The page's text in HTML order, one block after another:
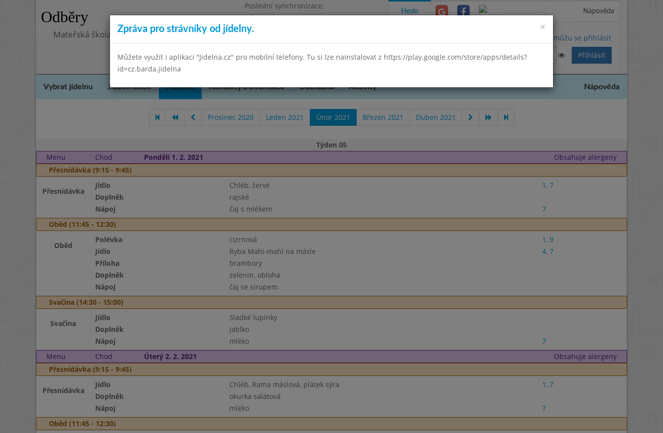
Odběry
Poslední synchronizace:
Středa 8.7.2026 18:35
Mateřská škola, Praha 5 - Barrandov, Lohniského 851, příspěvková organizace
Heslo Nápověda
Nemůžu se přihlásit
Vybrat jídelnu Jídelní lístek Historie Kontakty a informace Docházka Aktivity Nápověda
Prosinec 2020 Leden 2021 Únor 2021 Březen 2021 Duben 2021
Týden 05
Menu
Chod Pondělí 1. 2. 2021
Obsahuje alergeny
Přesnídávka (9:15 - 9:45)
Přesnídávka
Jídlo Chléb, žervé 1 , 7
Doplněk
rajské
Nápoj
čaj s mlékem
7
Oběd (11:45 - 12:30)
Oběd
Polévka cizrnová 1 , 9
Jídlo
Ryba Mahi-mahi na másle 4, 7
Příloha
brambory
Doplněk
zelenin. obloha
Nápoj
čaj se sirupem
Svačina (14:30 - 15:00)
Svačina
Jídlo
Sladké lupínky
Doplněk
jablko
Nápoj
mléko
7
Menu
Chod Úterý 2. 2. 2021
Obsahuje alergeny
Přesnídávka (9:15 - 9:45)
Přesnídávka
Jídlo Chléb, Rama máslová, plátek sýra 1 , 7
Doplněk
okurka salátová
Nápoj
mléko
7
Oběd (11:45 - 12:30)
×
Zpráva pro strávníky od jídelny.
Můžete využít i aplikaci "Jidelna.cz" pro mobilní telefony. Tu si lze nainstalovat z https://play.google.com/store/apps/details?
id=cz.barda.jidelna